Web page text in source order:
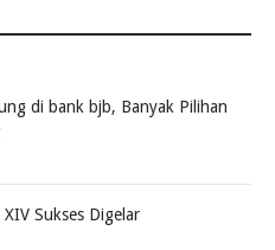
di bank bjb, Banyak Pilihan
Sukses Digelar